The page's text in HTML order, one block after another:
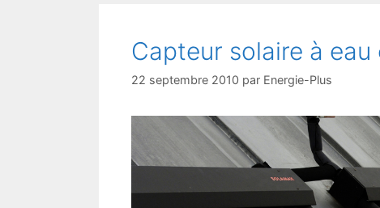
Capteur solaire à eau
22 septembre 2010 par Energie-Plus